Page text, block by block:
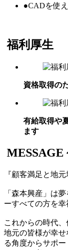
●CADを使
福利厚生
資格取得の
有給取得や
ます
MESSAGE
『顧客満足と地
「森本興産」は
ーすべての方を幸
これからの時代
地元の皆様が幸
る角度からサポ